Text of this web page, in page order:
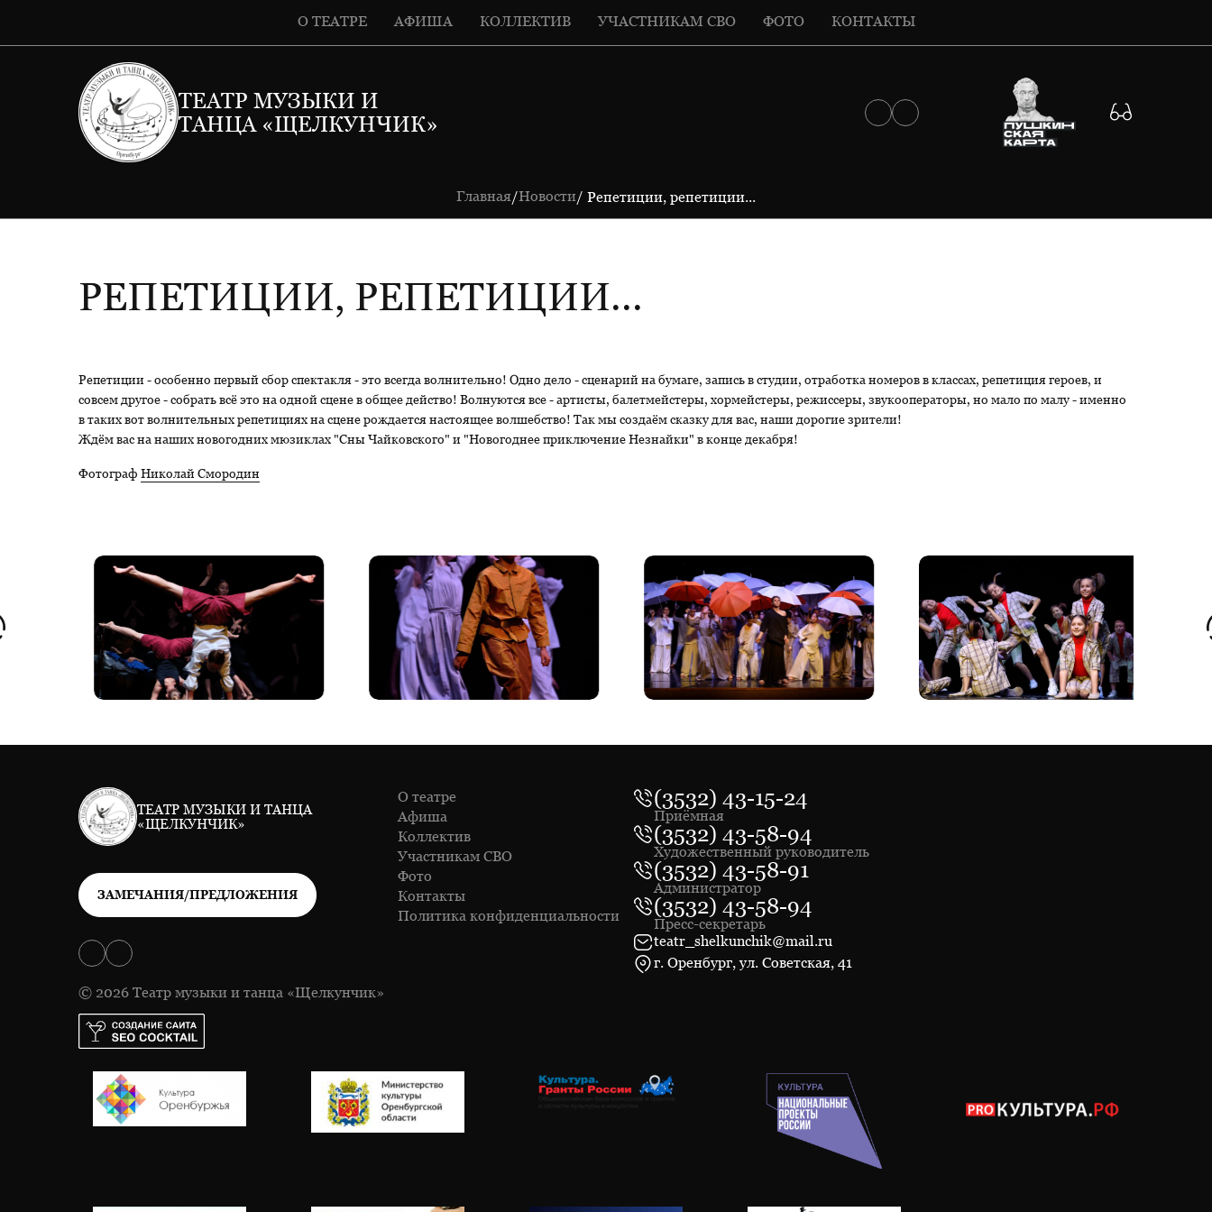
О ТЕАТРЕ АФИША КОЛЛЕКТИВ УЧАСТНИКАМ СВО ФОТО КОНТАКТЫ
ТЕАТР МУЗЫКИ И
ТАНЦА «ЩЕЛКУНЧИК»
Главная/Новости/ Репетиции, репетиции...
РЕПЕТИЦИИ, РЕПЕТИЦИИ...
Репетиции - особенно первый сбор спектакля - это всегда волнительно! Одно дело - сценарий на бумаге, запись в студии, отработка номеров в классах, репетиция героев, и
совсем другое - собрать всё это на одной сцене в общее действо! Волнуются все - артисты, балетмейстеры, хормейстеры, режиссеры, звукооператоры, но мало по малу - именно
в таких вот волнительных репетициях на сцене рождается настоящее волшебство! Так мы создаём сказку для вас, наши дорогие зрители!
Ждём вас на наших новогодних мюзиклах "Сны Чайковского" и "Новогоднее приключение Незнайки" в конце декабря!
Фотограф Николай Смородин
ТЕАТР МУЗЫКИ И ТАНЦА
«ЩЕЛКУНЧИК»
ЗАМЕЧАНИЯ/ПРЕДЛОЖЕНИЯ
© 2026 Театр музыки и танца «Щелкунчик»
О театре
Афиша
Коллектив
Участникам СВО
Фото
Контакты
Политика конфиденциальности
(3532) 43-15-24
Приёмная
(3532) 43-58-94
Художественный руководитель
(3532) 43-58-91
Администратор
(3532) 43-58-94
Пресс-секретарь
teatr_shelkunchik@mail.ru
г. Оренбург, ул. Советская, 41